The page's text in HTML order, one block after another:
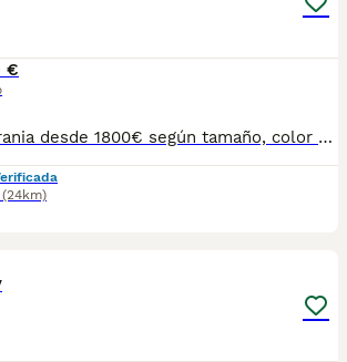
€
Disponible pomerania desde 1800€ según tamaño, color y sexo. Para más información no dudes en preguntarnos. Vacunados y desparasitados.
(24km)